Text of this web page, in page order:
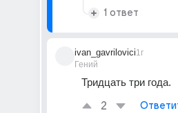
1 ответ
ivan_gavrilovici
Гений
1г
Тридцать три года.
2